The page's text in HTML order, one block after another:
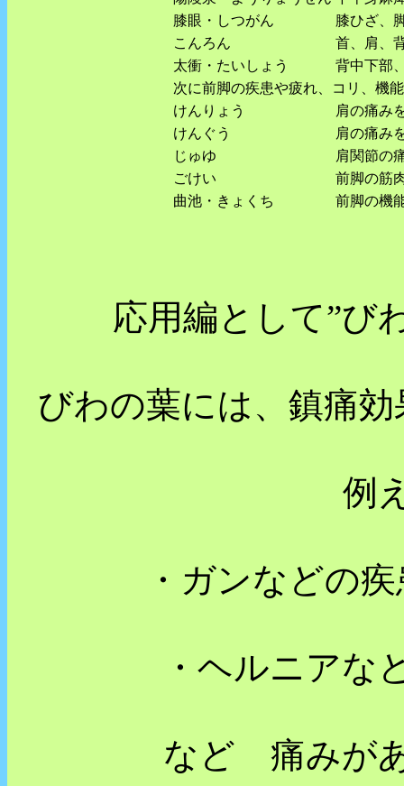
膝眼・しつがん
膝ひざ、
こんろん
首、肩、
太衝・たいしょう
背中下部
次に前脚の疾患や疲れ、コリ、機
けんりょう
肩の痛み
けんぐう
肩の痛み
じゅゆ
肩関節の
ごけい
前脚の筋
曲池・きょくち
前脚の機
応用編として”び
びわの葉には、鎮痛
例
・ガンなどの
・ヘルニアな
など 痛みが